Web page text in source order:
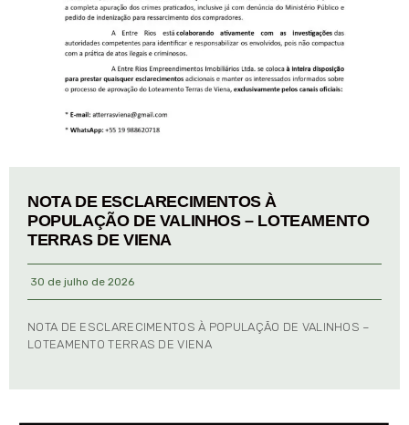
NOTA DE ESCLARECIMENTOS À
POPULAÇÃO DE VALINHOS – LOTEAMENTO
TERRAS DE VIENA
30 de julho de 2026
NOTA DE ESCLARECIMENTOS À POPULAÇÃO DE VALINHOS –
LOTEAMENTO TERRAS DE VIENA